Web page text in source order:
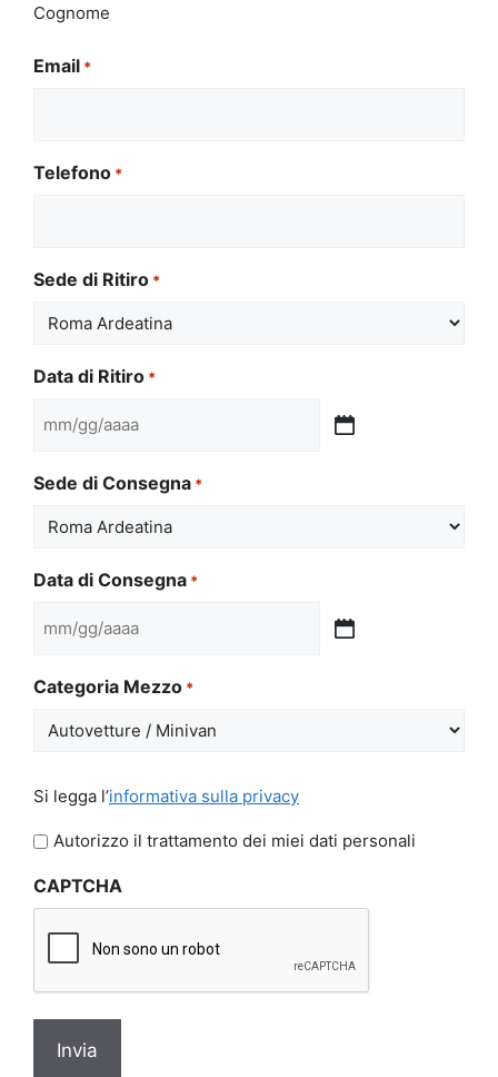
Cognome
Email *
Telefono *
Sede di Ritiro *
Data di Ritiro *
MM
GG
slash
Sede di Consegna *
Data di Consegna *
MM
GG
slash
Categoria Mezzo *
legga
l'informativa
privacy
Si legga l’informativa sulla privacy
Autorizzo il trattamento dei miei dati personali
CAPTCHA